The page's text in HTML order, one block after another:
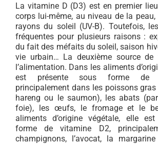
La vitamine D (D3) est en premier
corps lui-même, au niveau de la peau,
rayons du soleil (UV-B). Toutefois,
fréquentes pour plusieurs raisons :
du fait des méfaits du soleil, saison
vie urbain… La deuxième source de
l’alimentation. Dans les aliments
est présente sous forme de
principalement dans les poissons
hareng ou le saumon), les abats
foie), les œufs, le fromage et le
aliments d’origine végétale, elle
forme de vitamine D2,
champignons, l’avocat, la